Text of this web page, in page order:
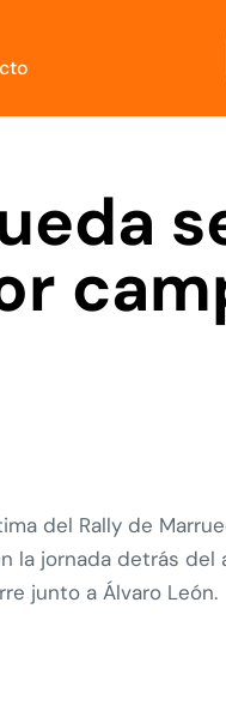
del Rally de
la jornada detrás del
junto a Álvaro León.